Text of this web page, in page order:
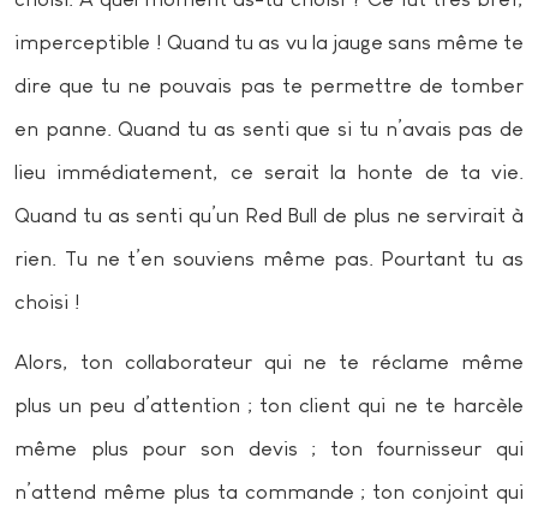
imperceptible ! Quand tu as vu la jauge sans même te
dire que tu ne pouvais pas te permettre de tomber
en panne. Quand tu as senti que si tu n’avais pas de
lieu immédiatement, ce serait la honte de ta vie.
Quand tu as senti qu’un Red Bull de plus ne servirait à
rien. Tu ne t’en souviens même pas. Pourtant tu as
choisi !
Alors, ton collaborateur qui ne te réclame même
plus un peu d’attention ; ton client qui ne te harcèle
même plus pour son devis ; ton fournisseur qui
n’attend même plus ta commande ; ton conjoint qui